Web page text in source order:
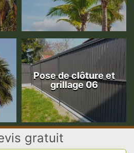
Pose de clôture et
grillage 06
gratuit